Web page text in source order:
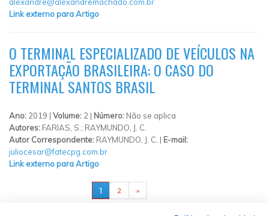
Link externo para Artigo
O TERMINAL ESPECIALIZADO DE VEÍCULOS NA
EXPORTAÇÃO BRASILEIRA: O CASO DO
TERMINAL SANTOS BRASIL
Ano: 2019 | Volume: 2 | Número: Não se aplica
Autores: FARIAS, S.; RAYMUNDO, J. C.
Autor Correspondente: RAYMUNDO, J. C. | E-mail:
juliocesar@fatecpg.com.br
Link externo para Artigo
1 2 »